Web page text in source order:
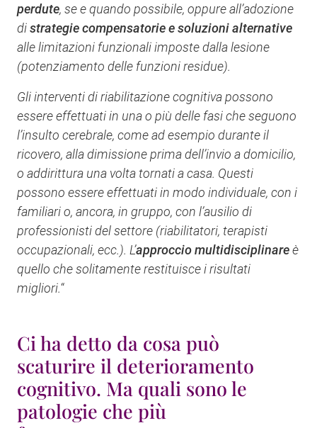
perdute, se e quando possibile, oppure all’adozione
distrategie compensatorie e soluzioni alternative
alle limitazioni funzionali imposte dalla lesione
(potenziamento delle funzioni residue).
Gli interventi di riabilitazione cognitiva possono
essere effettuati in una o più delle fasi che seguono
l’insulto cerebrale, come ad esempio durante il
ricovero, alla dimissione prima dell’invio a domicilio,
o addirittura una volta tornati a casa. Questi
possono essere effettuati in modo individuale, con i
familiari o, ancora, in gruppo, con l’ausilio di
professionisti del settore (riabilitatori, terapisti
occupazionali, ecc.). L’approccio multidisciplinareè
quello che solitamente restituisce i risultati
migliori.“
Ci ha detto da cosa può
scaturire il deterioramento
cognitivo. Ma quali sono le
patologie che più